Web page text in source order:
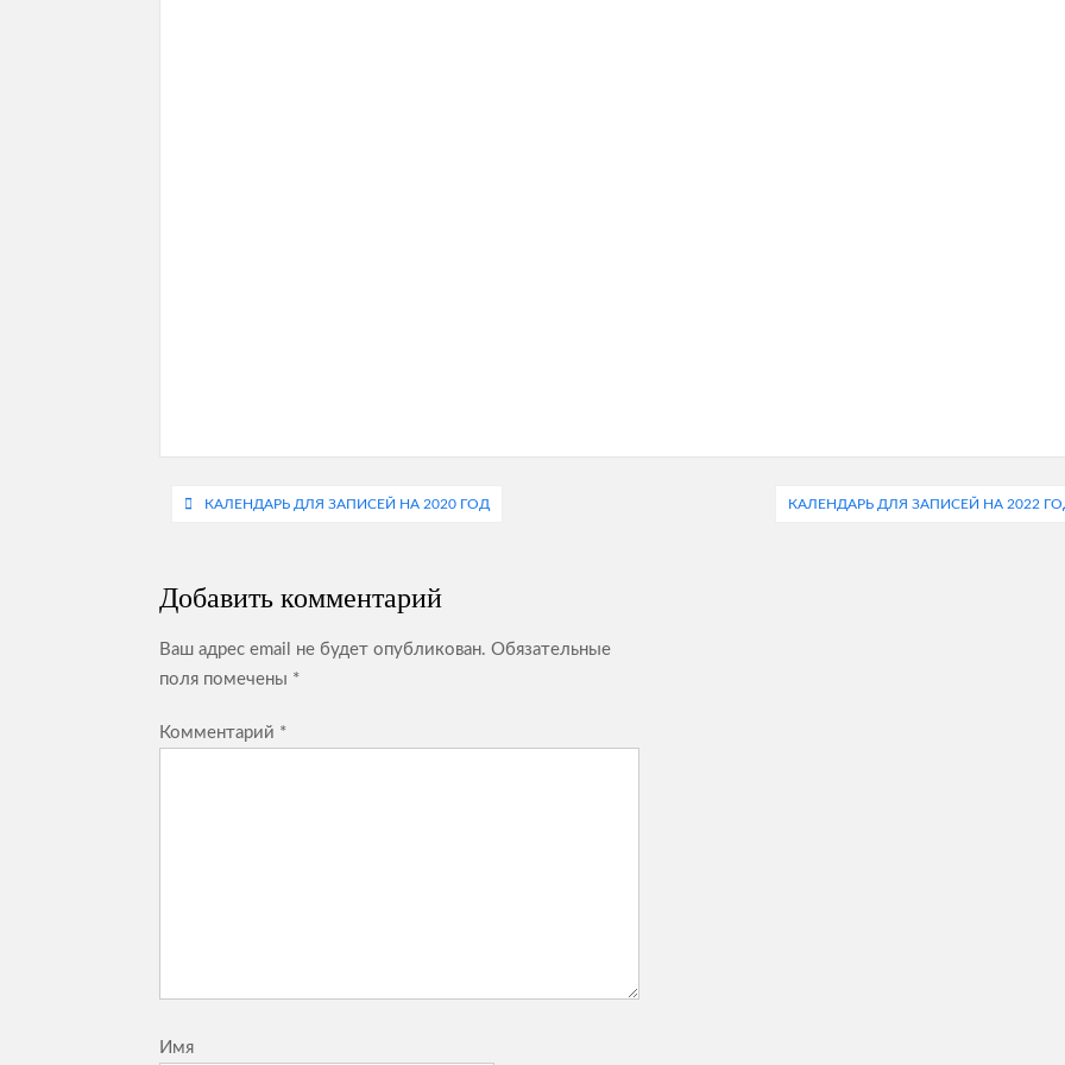
Навигация
записям
КАЛЕНДАРЬ ДЛЯ ЗАПИСЕЙ НА 2020 ГОД КАЛЕНДАРЬ ДЛЯ ЗАПИСЕЙ НА 2022
Добавить комментарий
Ваш адрес email не будет опубликован. Обязательные
поля помечены *
Комментарий *
Имя